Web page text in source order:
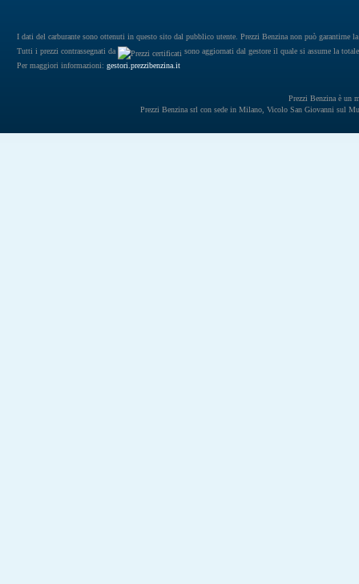
I dati del carburante sono ottenuti in questo sito dal pubblico utente. Prezzi Benzina non può garantirne
Tutti i prezzi contrassegnati da
sono aggiornati dal gestore il quale si assume la
Per maggiori informazioni: gestori.prezzibenzina.it
Prezzi Benzina è un
Prezzi Benzina srl con sede in Milano, Vicolo San Giovanni sul